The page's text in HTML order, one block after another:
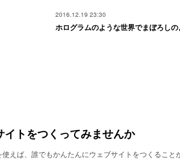
2016.12.19 23:30
ホログラムのような世界でまぼろし
イトをつくってみませんか
えば、誰でもかんたんにウェブサイトをつくること